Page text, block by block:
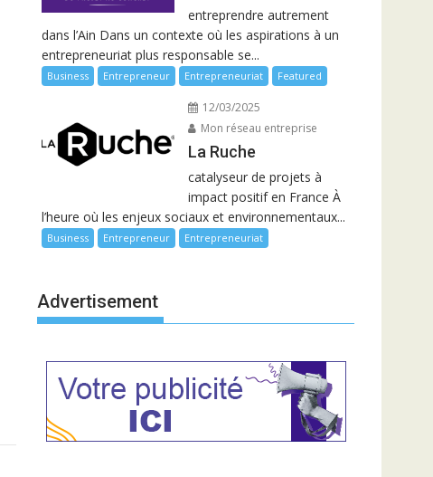
entreprendre autrement
dans l’Ain Dans un contexte où les aspirations à un
entrepreneuriat plus responsable se...
Business Entrepreneur Entrepreneuriat Featured
12/03/2025
Mon réseau entreprise
La Ruche
catalyseur de projets à
impact positif en France À
l’heure où les enjeux sociaux et environnementaux...
Business Entrepreneur Entrepreneuriat
Advertisement